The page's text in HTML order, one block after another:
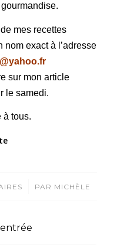
mes recettes
exact à l’adresse
sur mon article
le samedi.
à tous.
PAR MICHÈLE